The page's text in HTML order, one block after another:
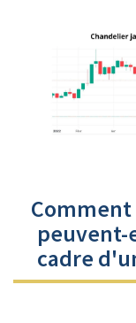
Comment
peuvent-
cadre